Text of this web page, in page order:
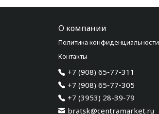
О компании
Политика конфиденциальности
Контакты
+7 (908) 65-77-311
+7 (908) 65-77-305
+7 (3953) 28-39-79
bratsk@centramarket.ru